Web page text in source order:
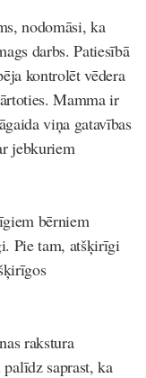
nodomāsi, ka
darbs. Patiesībā
kontrolēt vēdera
Mamma ir
viņa gatavības
jebkuriem
bērniem
Pie tam, atšķirīgi
rakstura
saprast, ka